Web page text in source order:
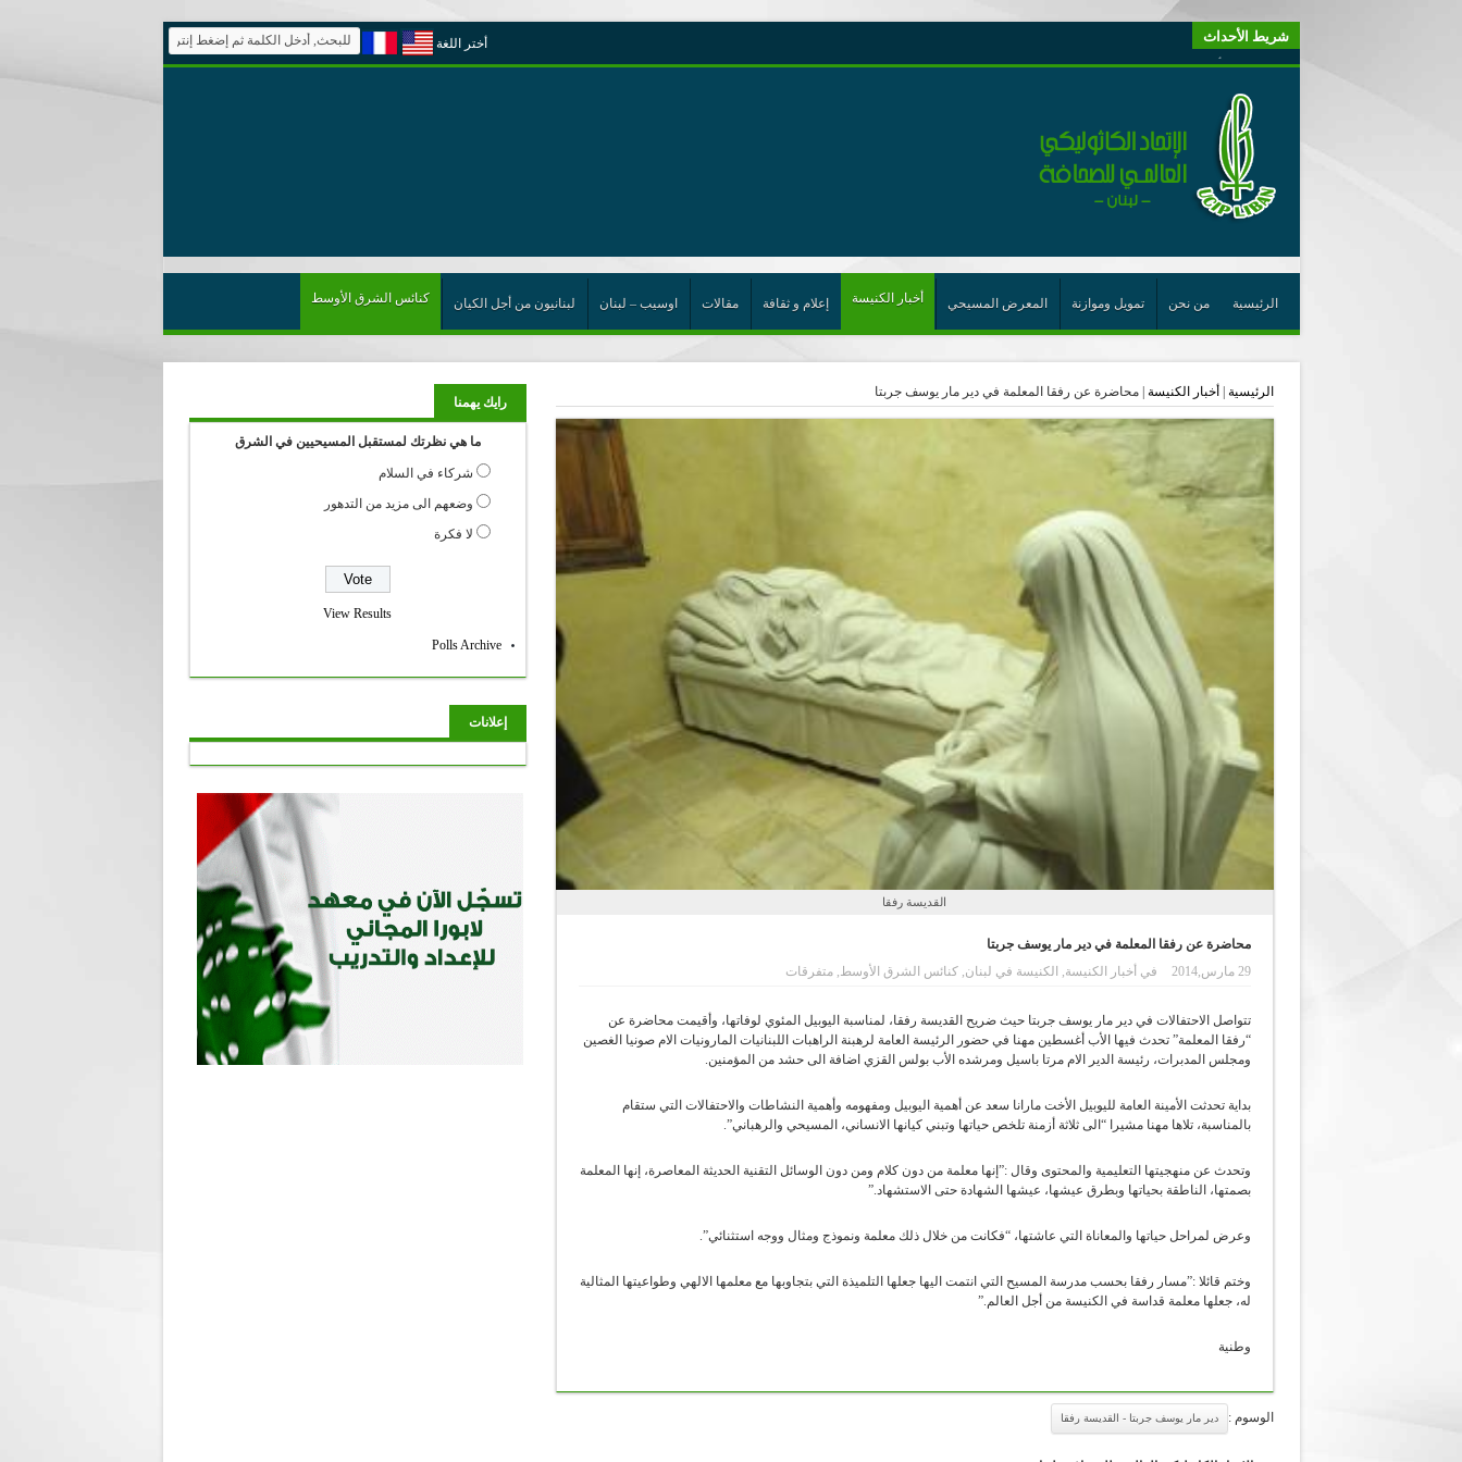
شريط الأحداث
“لبنانيون من أجل الكيان” (اتحاد اورا) : طرح رئيس الجمهورية حول اللامركزية الموسعة شرط واجب للخروج من حالة الجمود
“الوحدة في التعدّد: إعادة بناء الديمقراطيّة التوافقيّة في لبنان”
يتبع في معنى الأعجوبة
ترشيح أسعد جوان لجائزة نوبل يعزّز تثبيت
احتفالات عيد القديس شربل تتواصل في بقاعكفرا…
الأعجوبة في المسيحيّة: معنًى وحدًّا
من يختصر الله يجعل الدين خطرًا
أيّ عيش مشترك نريد؟
أختر اللغة
الرئيسية من نحن تمويل وموازنة المعرض المسيحي أخبار الكنيسة إعلام و ثقافة مقالات اوسيب – لبنان لبنانيون من أجل الكيان كنائس الشرق الأوسط
الرئيسية أخبار الكنيسة |محاضرة عن رفقا المعلمة في دير مار يوسف جربتا
القديسة رفقا
محاضرة عن رفقا المعلمة في دير مار يوسف جربتا
29 مارس,2014
في أخبار الكنيسة, الكنيسة في لبنان,كنائس الشرق الأوسط,متفرقات
تتواصل الاحتفالات في دير مار يوسف جربتا حيث ضريح القديسة رفقا، لمناسبة اليوبيل المئوي لوفاتها، وأقيمت محاضرة عن
“رفقا المعلمة” تحدث فيها الأب أغسطين مهنا في حضور الرئيسة العامة لرهبنة الراهبات اللبنانيات المارونيات الام صونيا الغصين
ومجلس المدبرات، رئيسة الدير الام مرتا باسيل ومرشده الأب بولس القزي اضافة الى حشد من المؤمنين.
بداية تحدثت الأمينة العامة لليوبيل الأخت مارانا سعد عن أهمية اليوبيل ومفهومه وأهمية النشاطات والاحتفالات التي ستقام
بالمناسبة، تلاها مهنا مشيرا “الى ثلاثة أزمنة تلخص حياتها وتبني كيانها الانساني، المسيحي والرهباني”.
وتحدث عن منهجيتها التعليمية والمحتوى وقال :”إنها معلمة من دون كلام ومن دون الوسائل التقنية الحديثة المعاصرة، إنها المعلمة
بصمتها، الناطقة بحياتها وبطرق عيشها، عيشها الشهادة حتى الاستشهاد.”
وعرض لمراحل حياتها والمعاناة التي عاشتها، “فكانت من خلال ذلك معلمة ونموذج ومثال ووجه استثنائي”.
وختم قائلا :”مسار رفقا بحسب مدرسة المسيح التي انتمت اليها جعلها التلميذة التي بتجاوبها مع معلمها الالهي وطواعيتها المثالية
له، جعلها معلمة قداسة في الكنيسة من أجل العالم.”
وطنية
الوسوم : دير مار يوسف جربتا - القديسة رفقا
رايك يهمنا
ما هي نظرتك لمستقبل المسيحيين في الشرق
شركاء في السلام
وضعهم الى مزيد من التدهور
لا فكرة
View Results
Polls Archive
إعلانات